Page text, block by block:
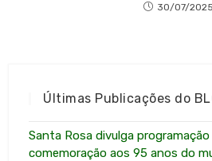
30/07/2025
Últimas Publicações do
Santa Rosa divulga
comemoração aos 95 anos do